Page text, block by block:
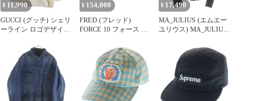
¥ 11,990
GUCCI (グッチ) シェリ
ーライン ロゴデザイン
ド スウェット パーカ
ー ベージュ レディー
ス 653666 XJDKA
¥ 154,000
FRED (フレッド)
FORCE 10 フォース ラ
スチール ブレスレット
LM シルバー
¥ 17,490
MA_JULIUS (エムエー
ユリウス) MA_JULIUS
13SS ジオメトリックテ
ーラードジャケット 変
形ジップジャケット ブ
ラック